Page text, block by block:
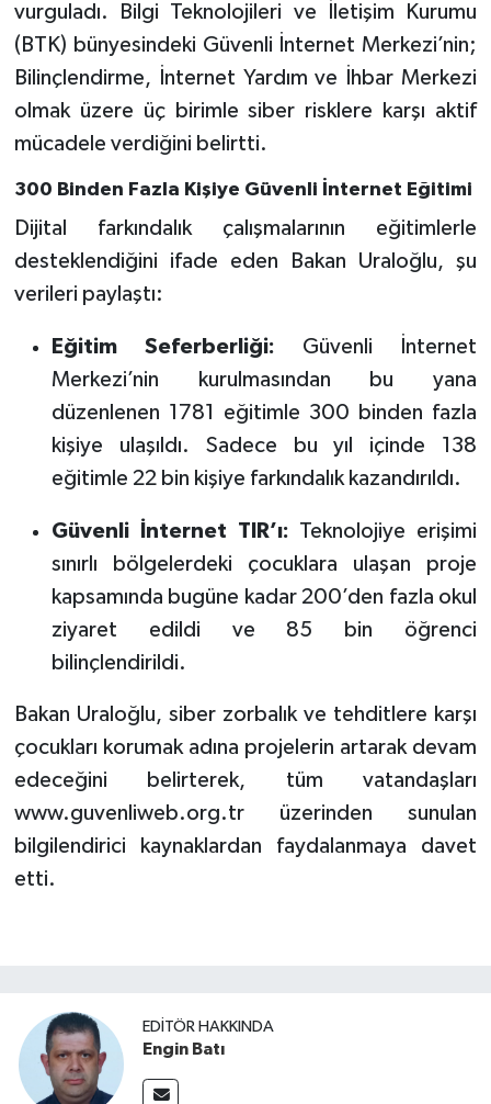
vurguladı. Bilgi Teknolojileri ve İletişim Kurumu
(BTK) bünyesindeki Güvenli İnternet Merkezi’nin;
Bilinçlendirme, İnternet Yardım ve İhbar Merkezi
olmak üzere üç birimle siber risklere karşı aktif
mücadele verdiğini belirtti.
300 Binden Fazla Kişiye Güvenli İnternet Eğitimi
Dijital farkındalık çalışmalarının eğitimlerle
desteklendiğini ifade eden Bakan Uraloğlu, şu
verileri paylaştı:
Eğitim Seferberliği: Güvenli İnternet
Merkezi’nin kurulmasından bu yana
düzenlenen 1781 eğitimle 300 binden fazla
kişiye ulaşıldı. Sadece bu yıl içinde 138
eğitimle 22 bin kişiye farkındalık kazandırıldı.
Güvenli İnternet TIR’ı: Teknolojiye erişimi
sınırlı bölgelerdeki çocuklara ulaşan proje
kapsamında bugüne kadar 200’den fazla okul
ziyaret edildi ve 85 bin öğrenci
bilinçlendirildi.
Bakan Uraloğlu, siber zorbalık ve tehditlere karşı
çocukları korumak adına projelerin artarak devam
edeceğini belirterek, tüm vatandaşları
www.guvenliweb.org.tr üzerinden sunulan
bilgilendirici kaynaklardan faydalanmaya davet
etti.
EDITÖR HAKKINDA
Engin Batı